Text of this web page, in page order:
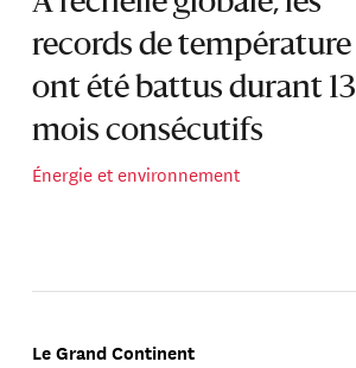
records de température
ont été battus durant 13
mois consécutifs
Énergie et environnement
Le Grand Continent